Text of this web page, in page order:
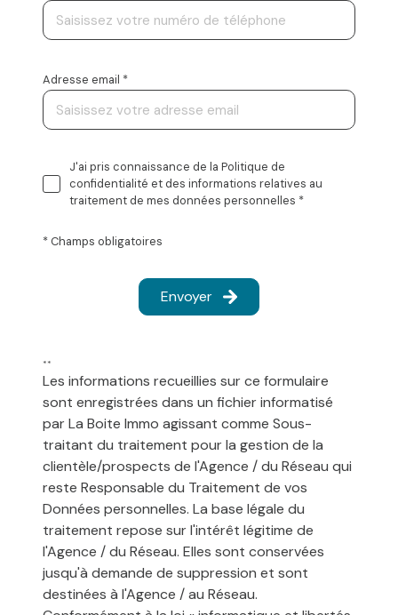
Adresse email *
J'ai pris connaissance de la Politique de
confidentialité et des informations relatives au
traitement de mes données personnelles *
* Champs obligatoires
Envoyer
**
Les informations recueillies sur ce formulaire
sont enregistrées dans un fichier informatisé
par La Boite Immo agissant comme Sous-
traitant du traitement pour la gestion de la
clientèle/prospects de l'Agence / du Réseau qui
reste Responsable du Traitement de vos
Données personnelles. La base légale du
traitement repose sur l'intérêt légitime de
l'Agence / du Réseau. Elles sont conservées
jusqu'à demande de suppression et sont
destinées à l'Agence / au Réseau.